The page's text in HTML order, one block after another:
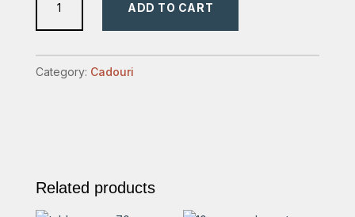
2
quantity
ADD TO CART
Category: Cadouri
Related products